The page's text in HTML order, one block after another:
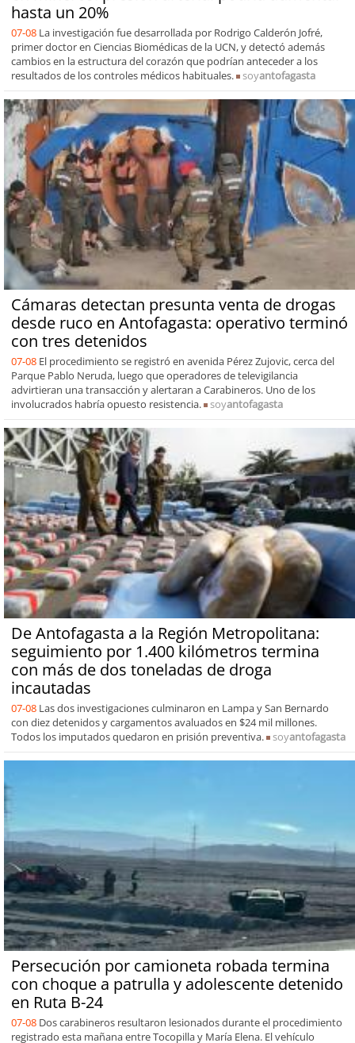
hasta un 20%
07-08 La investigación fue desarrollada por Rodrigo Calderón Jofré,
primer doctor en Ciencias Biomédicas de la UCN, y detectó además
cambios en la estructura del corazón que podrían anteceder a los
resultados de los controles médicos habituales.
soyantofagasta
Cámaras detectan presunta venta de drogas
desde ruco en Antofagasta: operativo terminó
con tres detenidos
07-08 El procedimiento se registró en avenida Pérez Zujovic, cerca del
Parque Pablo Neruda, luego que operadores de televigilancia
advirtieran una transacción y alertaran a Carabineros. Uno de los
involucrados habría opuesto resistencia.
soyantofagasta
De Antofagasta a la Región Metropolitana:
seguimiento por 1.400 kilómetros termina
con más de dos toneladas de droga
incautadas
07-08 Las dos investigaciones culminaron en Lampa y San Bernardo
con diez detenidos y cargamentos avaluados en $24 mil millones.
Todos los imputados quedaron en prisión preventiva.
soyantofagasta
Persecución por camioneta robada termina
con choque a patrulla y adolescente detenido
en Ruta B-24
07-08 Dos carabineros resultaron lesionados durante el procedimiento
registrado esta mañana entre Tocopilla y María Elena. El vehículo